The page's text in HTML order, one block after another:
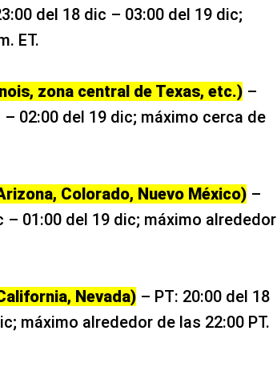
del 18 dic – 03:00 del 19 dic;
ET.​
zona central de Texas, etc.)–
– 02:00 del 19 dic; máximo cerca de
Colorado, Nuevo México)–
– 01:00 del 19 dic; máximo alrededor
Nevada)– PT: 20:00 del 18
máximo alrededor de las 22:00 PT.​